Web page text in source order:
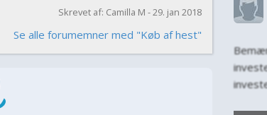
Skrevet af: Camilla M - 29. jan 2018
Se alle forumemner med "Køb af hest"